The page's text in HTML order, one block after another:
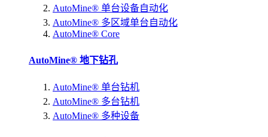
AutoMine® 单台设备自动化
AutoMine® 多区域单台自动化
AutoMine® Core
AutoMine® 地下钻孔
AutoMine® 单台钻机
AutoMine® 多台钻机
AutoMine® 多种设备